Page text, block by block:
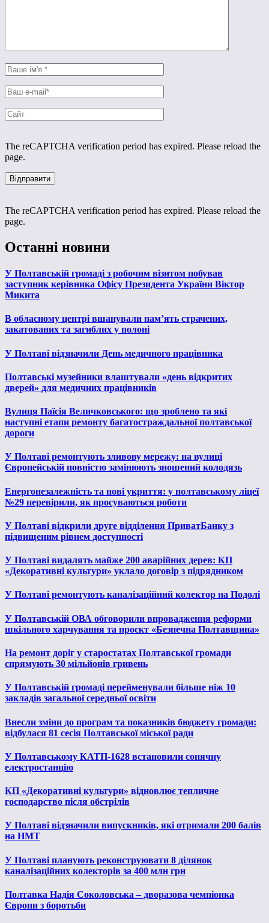
The reCAPTCHA verification period has expired. Please reload the
page.
The reCAPTCHA verification period has expired. Please reload the
page.
Останні новини
У Полтавській громаді з робочим візитом побував
заступник керівника Офісу Президента України Віктор
Микита
В обласному центрі вшанували пам’ять страчених,
закатованих та загиблих у полоні
У Полтаві відзначили День медичного працівника
Полтавські музейники влаштували «день відкритих
дверей» для медичних працівників
Вулиця Паїсія Величковського: що зроблено та які
наступні етапи ремонту багатостраждальної полтавської
дороги
У Полтаві ремонтують зливову мережу: на вулиці
Європейській повністю замінюють зношений колодязь
Енергонезалежність та нові укриття: у полтавському ліцеї
№29 перевірили, як просуваються роботи
У Полтаві відкрили друге відділення ПриватБанку з
підвищеним рівнем доступності
У Полтаві видалять майже 200 аварійних дерев: КП
«Декоративні культури» уклало договір з підрядником
У Полтаві ремонтують каналізаційний колектор на Подолі
У Полтавській ОВА обговорили впровадження реформи
шкільного харчування та проєкт «Безпечна Полтавщина»
На ремонт доріг у старостатах Полтавської громади
спрямують 30 мільйонів гривень
У Полтавській громаді перейменували більше ніж 10
закладів загальної середньої освіти
Внесли зміни до програм та показників бюджету громади:
відбулася 81 сесія Полтавської міської ради
У Полтавському КАТП-1628 встановили сонячну
електростанцію
КП «Декоративні культури» відновлює тепличне
господарство після обстрілів
У Полтаві відзначили випускників, які отримали 200 балів
на НМТ
У Полтаві планують реконструювати 8 ділянок
каналізаційних колекторів за 400 млн грн
Полтавка Надія Соколовська – дворазова чемпіонка
Європи з боротьби